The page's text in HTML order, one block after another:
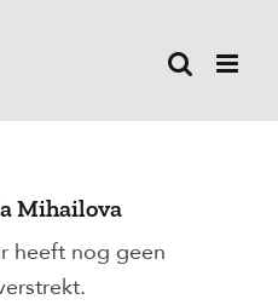
Mihailova
heeft nog geen